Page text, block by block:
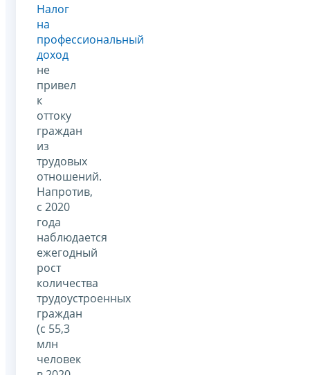
Налог
на
профессиональный
доход
не
привел
к
оттоку
граждан
из
трудовых
отношений.
Напротив,
с 2020
года
наблюдается
ежегодный
рост
количества
трудоустроенных
граждан
(с 55,3
млн
человек